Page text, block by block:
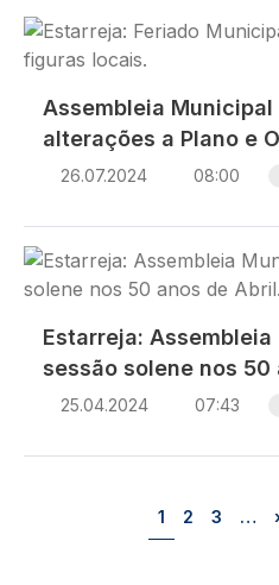
Imagem
Assembleia
alterações a Plano e
26.07.2024 08:00
Imagem
Estarreja:
sessão solene nos 50
25.04.2024 07:43
Página
1 Página
2 Página
3 …